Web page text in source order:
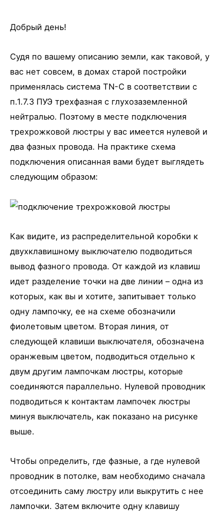
Добрый день!
Судя по вашему описанию земли, как таковой, у
вас нет совсем, в домах старой постройки
применялась система TN-C в соответствии с
п.1.7.3 ПУЭ трехфазная с глухозаземленной
нейтралью. Поэтому в месте подключения
трехрожковой люстры у вас имеется нулевой и
два фазных провода. На практике схема
подключения описанная вами будет выглядеть
следующим образом:
Как видите, из распределительной коробки к
двухклавишному выключателю подводиться
вывод фазного провода. От каждой из клавиш
идет разделение точки на две линии – одна из
которых, как вы и хотите, запитывает только
одну лампочку, ее на схеме обозначили
фиолетовым цветом. Вторая линия, от
следующей клавиши выключателя, обозначена
оранжевым цветом, подводиться отдельно к
двум другим лампочкам люстры, которые
соединяются параллельно. Нулевой проводник
подводиться к контактам лампочек люстры
минуя выключатель, как показано на рисунке
выше.
Чтобы определить, где фазные, а где нулевой
проводник в потолке, вам необходимо сначала
отсоединить саму люстру или выкрутить с нее
лампочки. Затем включите одну клавишу